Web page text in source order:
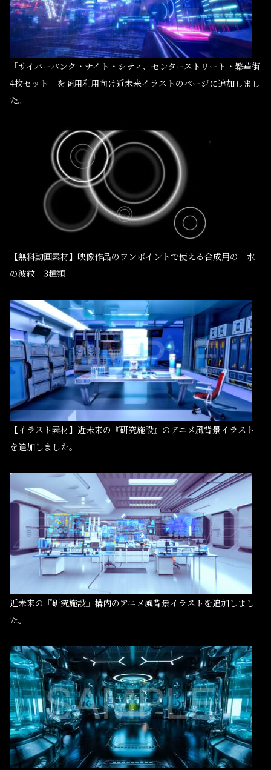
「サイバーパンク・ナイト・シティ、センターストリート・繁華街
4枚セット」を商用利用向け近未来イラストのページに追加しまし
た。
【無料動画素材】映像作品のワンポイントで使える合成用の「水
の波紋」3種類
【イラスト素材】近未来の『研究施設』のアニメ風背景イラスト
を追加しました。
近未来の『研究施設』構内のアニメ風背景イラストを追加しまし
た。